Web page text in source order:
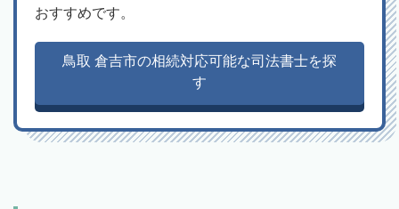
おすすめです。
鳥取 倉吉市の相続対応可能な司法書士を探
す